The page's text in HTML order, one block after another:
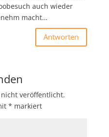
auch wieder
macht…
Antworten
veröffentlicht.
* markiert